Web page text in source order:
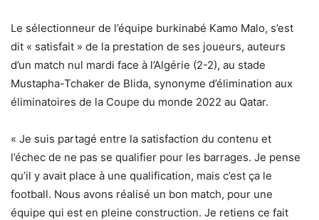
Le sélectionneur de l’équipe burkinabé Kamo Malo, s’est
dit « satisfait » de la prestation de ses joueurs, auteurs
d’un match nul mardi face à l’Algérie (2-2), au stade
Mustapha-Tchaker de Blida, synonyme d’élimination aux
éliminatoires de la Coupe du monde 2022 au Qatar.
« Je suis partagé entre la satisfaction du contenu et
l’échec de ne pas se qualifier pour les barrages. Je pense
qu’il y avait place à une qualification, mais c’est ça le
football. Nous avons réalisé un bon match, pour une
équipe qui est en pleine construction. Je retiens ce fait